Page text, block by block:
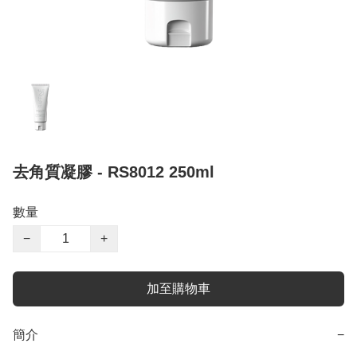
去角質凝膠 - RS8012 250ml
數量
−
+
加至購物車
簡介 −